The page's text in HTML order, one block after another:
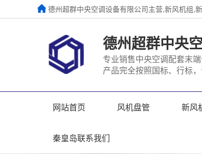
德州超群中央空调设备有限公司主营,新风机组,
德州超群中央
专业销售中央空调配套末
产品完全按照国标、行标
网站首页 风机盘管 新风
秦皇岛联系我们